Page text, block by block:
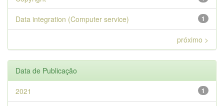
1
Data integration (Computer service)
próximo >
Data de Publicação
1
2021